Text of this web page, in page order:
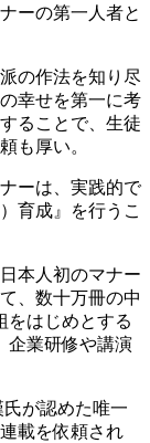
ーの第一人者と
の作法を知り尽
幸せを第一に考
ることで、生徒
も厚い。
ーは、実践的で
育成』を行うこ
本人初のマナー
、数十万冊の中
をはじめとする
、企業研修や講演
氏が認めた唯一
載を依頼され